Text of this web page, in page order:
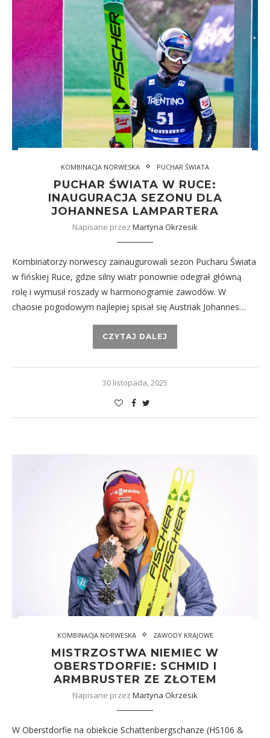
KOMBINACJA NORWESKA PUCHAR ŚWIATA
PUCHAR ŚWIATA W RUCE:
INAUGURACJA SEZONU DLA
JOHANNESA LAMPARTERA
Napisane przez Martyna Okrzesik
Kombinatorzy norwescy zainaugurowali sezon Pucharu Świata
w fińskiej Ruce, gdzie silny wiatr ponownie odegrał główną
rolę i wymusił roszady w harmonogramie zawodów. W
chaosie pogodowym najlepiej spisał się Austriak Johannes…
CZYTAJ DALEJ
30 listopada, 2025
KOMBINACJA NORWESKA ZAWODY KRAJOWE
MISTRZOSTWA NIEMIEC W
OBERSTDORFIE: SCHMID I
ARMBRUSTER ZE ZŁOTEM
Napisane przez Martyna Okrzesik
W Oberstdorfie na obiekcie Schattenbergschanze (HS106 &